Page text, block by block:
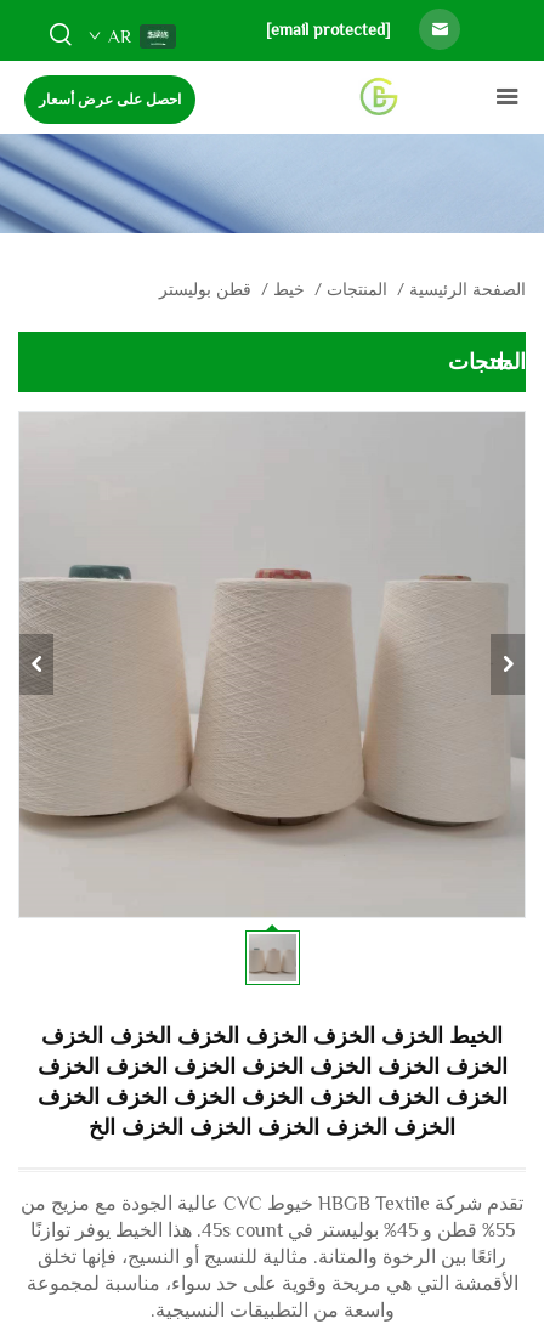
[email protected]
AR
احصل على عرض أسعار
الصفحة الرئيسية / المنتجات / خيط / قطن بوليستر
المنتجات
الخيط الخزف الخزف الخزف الخزف الخزف الخزف
الخزف الخزف الخزف الخزف الخزف الخزف الخزف
الخزف الخزف الخزف الخزف الخزف الخزف الخزف
الخزف الخزف الخزف الخزف الخزف الخ
تقدم شركة HBGB Textile خيوط CVC عالية الجودة مع مزيج من
55% قطن و 45% بوليستر في 45s count. هذا الخيط يوفر توازنًا
رائعًا بين الرخوة والمتانة. مثالية للنسيج أو النسيج، فإنها تخلق
الأقمشة التي هي مريحة وقوية على حد سواء، مناسبة لمجموعة
واسعة من التطبيقات النسيجية.